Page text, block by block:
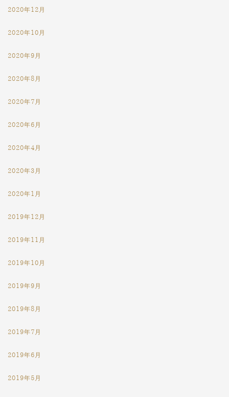
2020年12月
2020年10月
2020年9月
2020年8月
2020年7月
2020年6月
2020年4月
2020年3月
2020年1月
2019年12月
2019年11月
2019年10月
2019年9月
2019年8月
2019年7月
2019年6月
2019年5月